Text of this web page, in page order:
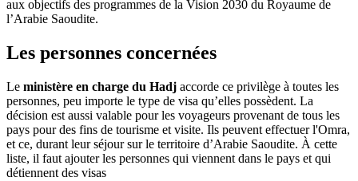
aux objectifs des programmes de la Vision 2030 du Royaume de
l’Arabie Saoudite.
Les personnes concernées
Le ministère en charge du Hadj accorde ce privilège à toutes les
personnes, peu importe le type de visa qu’elles possèdent. La
décision est aussi valable pour les voyageurs provenant de tous les
pays pour des fins de tourisme et visite. Ils peuvent effectuer l'Omra,
et ce, durant leur séjour sur le territoire d’Arabie Saoudite. À cette
liste, il faut ajouter les personnes qui viennent dans le pays et qui
détiennent des visas